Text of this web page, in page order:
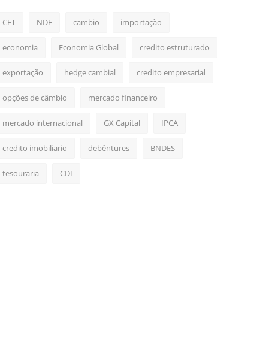
CET NDF cambio importação
economia Economia Global credito estruturado
exportação hedge cambial credito empresarial
opções de câmbio mercado financeiro
mercado internacional GX Capital IPCA
credito imobiliario debêntures BNDES
tesouraria CDI